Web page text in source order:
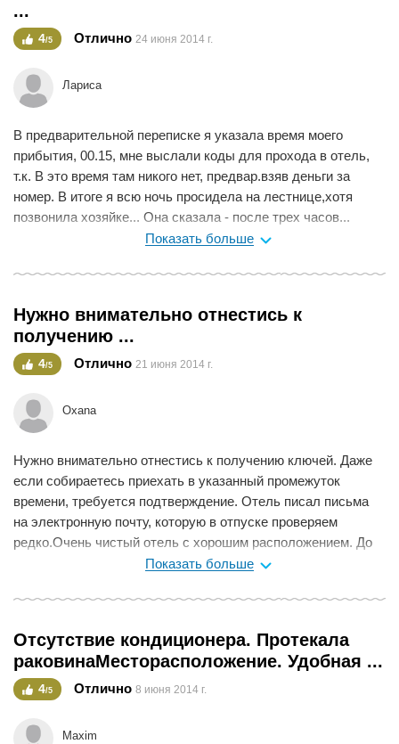
...
4/5 Отлично 24 июня 2014 г.
Лариса
В предварительной переписке я указала время моего
прибытия, 00.15, мне выслали коды для прохода в отель,
т.к. В это время там никого нет, предвар.взяв деньги за
номер. В итоге я всю ночь просидела на лестнице,хотя
позвонила хозяйке... Она сказала - после трех часов...
ГрустноРасположен,лучше не бывает! В номере есть все
погладить.кому надо...
Показать больше
Нужно внимательно отнестись к
получению ...
4/5 Отлично 21 июня 2014 г.
Oxana
Нужно внимательно отнестись к получению ключей. Даже
если собираетесь приехать в указанный промежуток
времени, требуется подтверждение. Отель писал письма
на электронную почту, которую в отпуске проверяем
редко.Очень чистый отель с хорошим расположением. До
центра города 5 минут. Особенно порадовала мини кухня. В
машину. Если буду в городе еще раз, то остановлюсь
кондиционера, однако спасались открытым окном.
Мне нравится 0
Показать больше
Отсутствие кондиционера. Протекала
раковинаМесторасположение. Удобная ...
4/5 Отлично 8 июня 2014 г.
Maxim